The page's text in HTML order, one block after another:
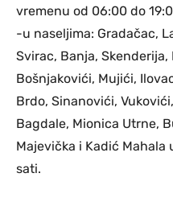
vremenu od 06:00 do
-u naseljima: Gradačac,
Svirac, Banja,
Bošnjakovići, Mujići,
Brdo, Sinanovići,
Bagdale, Mionica Utrne,
Majevička i Kadić Mahala
sati.